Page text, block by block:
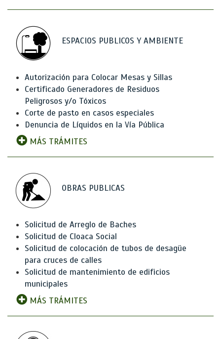
ESPACIOS PUBLICOS Y AMBIENTE
Autorización para Colocar Mesas y Sillas
Certificado Generadores de Residuos
Peligrosos y/o Tóxicos
Corte de pasto en casos especiales
Denuncia de Líquidos en la Vía Pública
MÁS TRÁMITES
OBRAS PUBLICAS
Solicitud de Arreglo de Baches
Solicitud de Cloaca Social
Solicitud de colocación de tubos de desagüe
para cruces de calles
Solicitud de mantenimiento de edificios
municipales
MÁS TRÁMITES